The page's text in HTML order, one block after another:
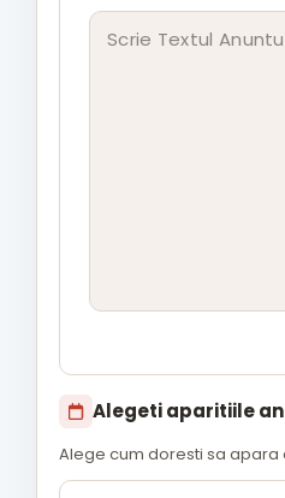
Alegeti aparitiile
Alege cum doresti sa apara